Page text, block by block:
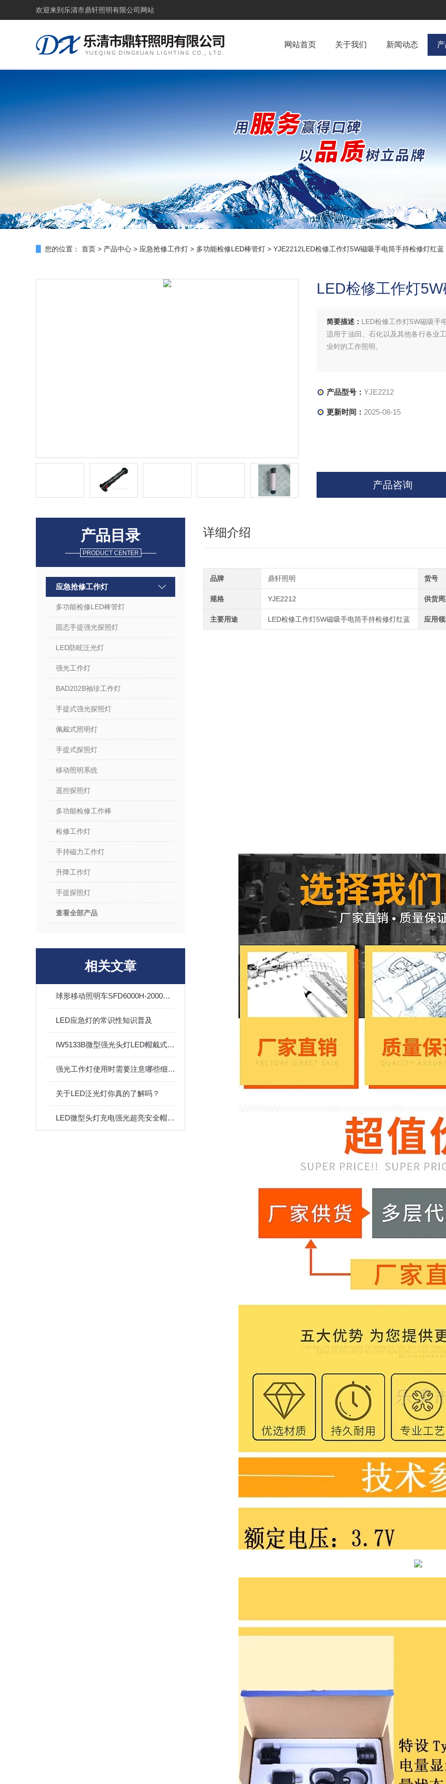
欢迎来到 乐清市鼎轩照明有限公司网站
网站首页 关于我们 新闻动态
您的位置： 首页 > 产品中心 > 应急抢修工作灯 > 多功能检修LED棒管灯 > YJE2212LED检修工作灯5W磁吸手电筒手持检修灯红蓝
LED检修工作灯
简要描述： LED检修工作灯5W磁吸手
适用于油田、石化以及其他各行各业
业时的工作照明。
产品型号： YJE2212
更新时间： 2025-08-15
产品咨询
产品目录
PRODUCT CENTER
应急抢修工作灯
多功能检修LED棒管灯
固态手提强光探照灯
LED防眩泛光灯
强光工作灯
BAD202B袖珍工作灯
手提式强光探照灯
佩戴式照明灯
手提式探照灯
移动照明系统
遥控探照灯
多功能检修工作棒
检修工作灯
手持磁力工作灯
升降工作灯
手提探照灯
查看全部产品
相关文章
球形移动照明车SFD6000H-2000W升降月球灯金卤灯配发电机
LED应急灯的常识性知识普及
IW5133B微型强光头灯LED帽戴式铁路户外夜间检修巡检充电头灯
强光工作灯使用时需要注意哪些细节？
关于LED泛光灯你真的了解吗？
LED微型头灯充电强光超亮安全帽头盔灯户外远射
详细介绍
品牌 鼎轩照明 货号
规格 YJE2212 供货
主要用途 LED检修工作灯5W磁吸手电筒手持检修灯红蓝 应用